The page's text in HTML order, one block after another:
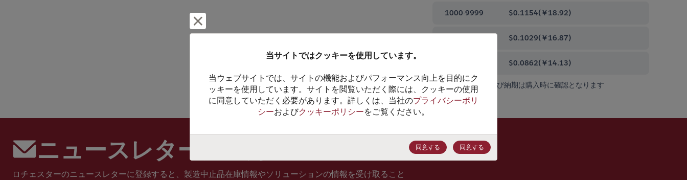
1000-9999 $0.1154(￥18.92)
$0.1029(￥16.87)
$0.0862(￥14.13)
価格、在庫状況および納期は購入時に確認となります
ニュースレターに登録
ロチェスターのニュースレターに登録すると、製造中止品在庫情報やソリューションの情報を受け取ること
当サイトではクッキーを使用しています。
当ウェブサイトでは、サイトの機能およびパフォーマンス向上を目的にク
ッキーを使用しています。サイトを閲覧いただく際には、クッキーの使用
に同意していただく必要があります。詳しくは、当社のプライバシーポリ
シーおよびクッキーポリシーをご覧ください。
同意する 同意する